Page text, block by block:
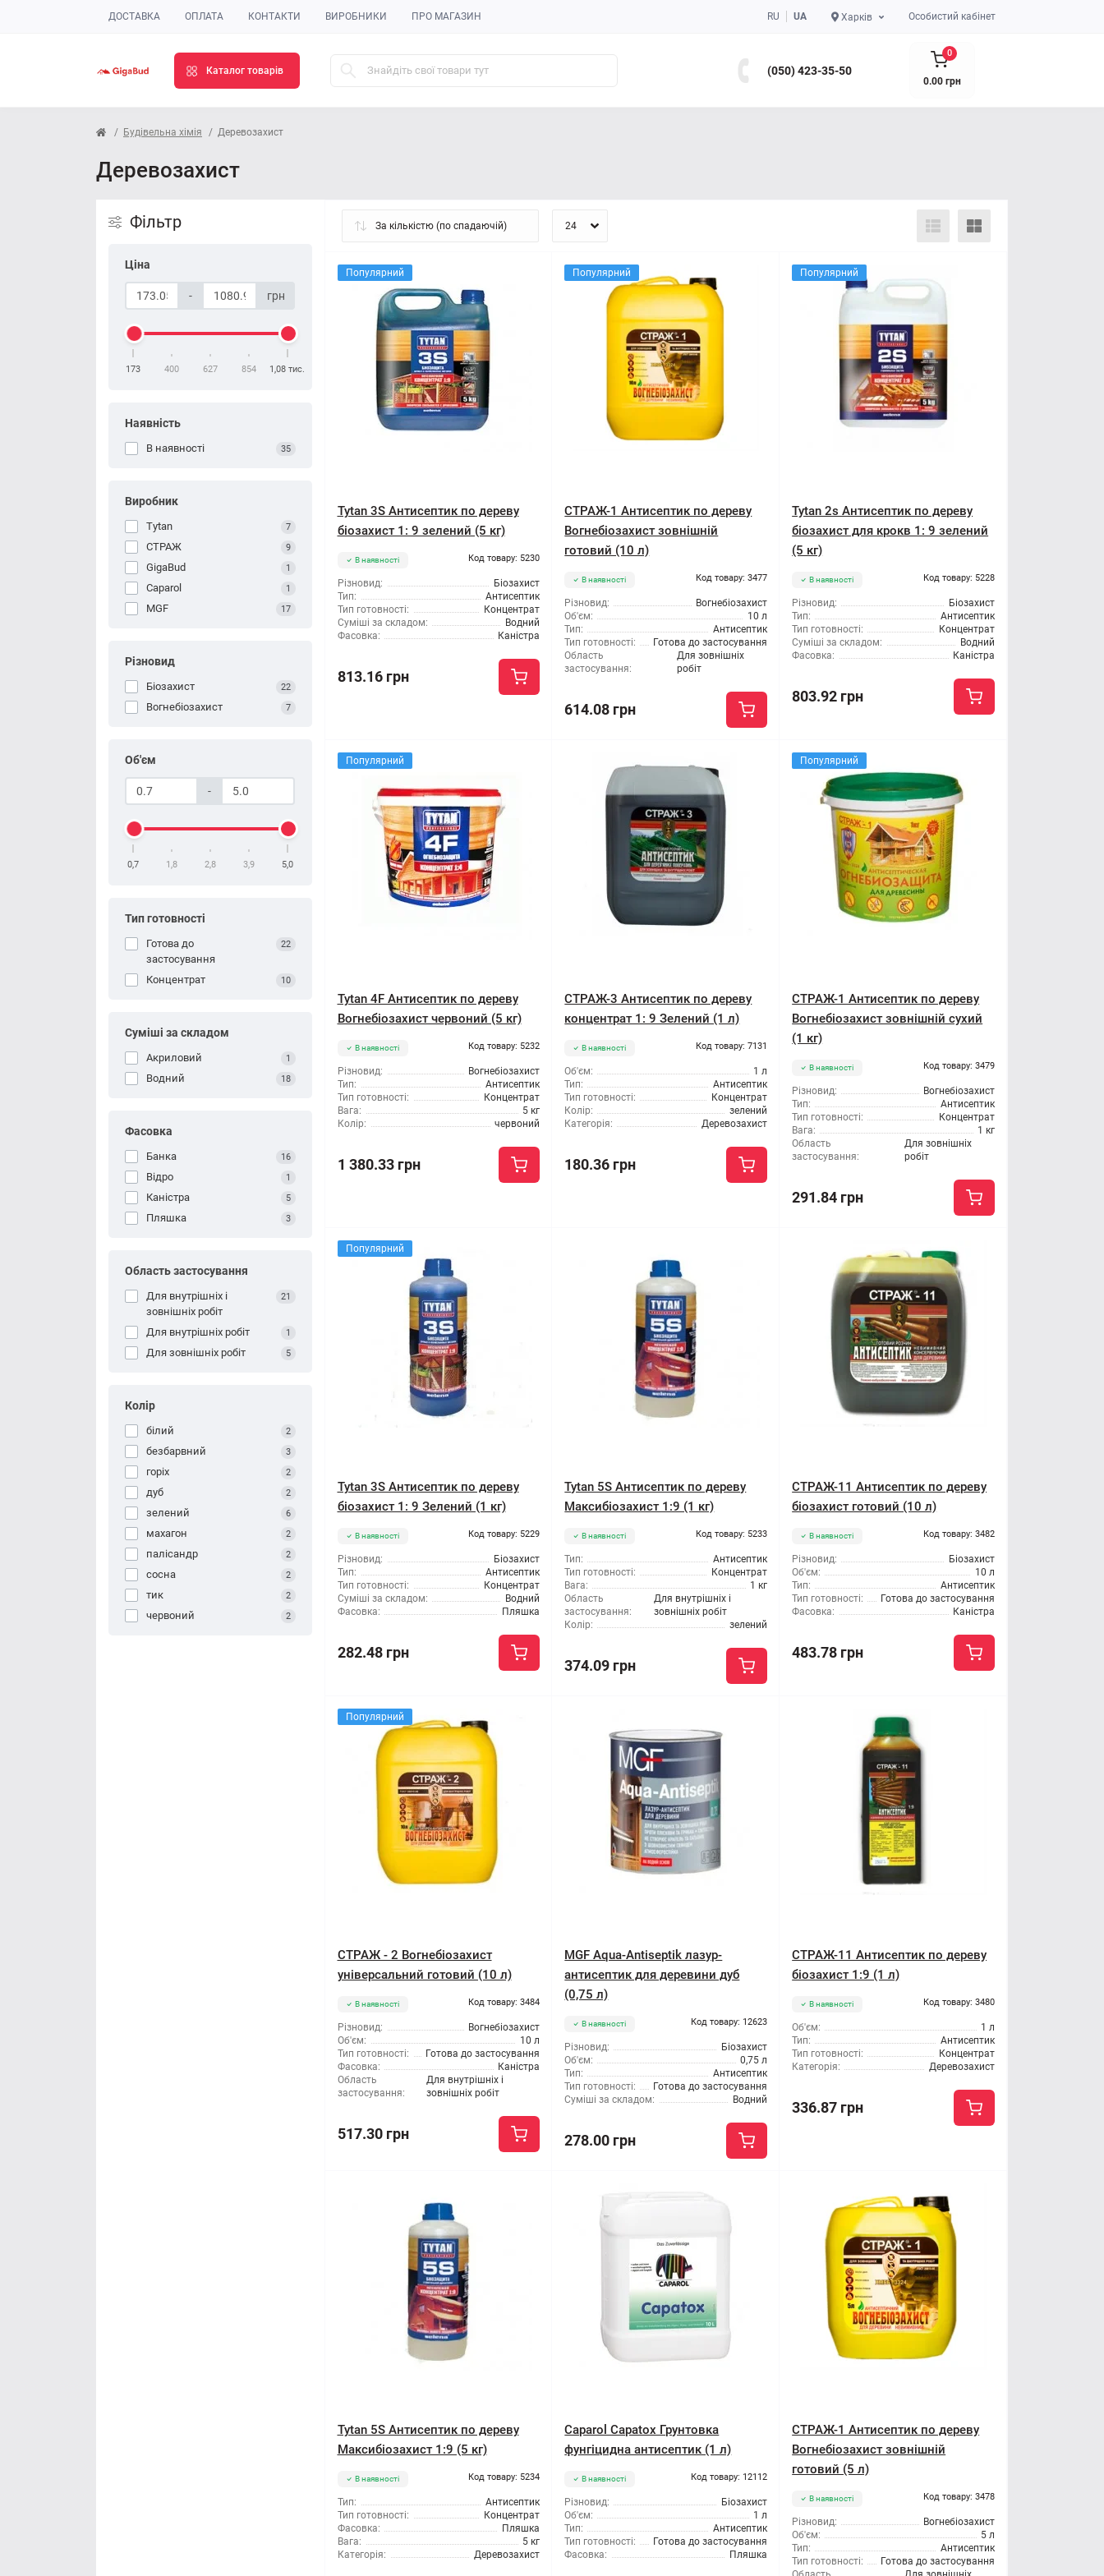
ДОСТАВКА ОПЛАТА КОНТАКТИ ВИРОБНИКИ ПРО МАГАЗИН RU UA Харків Особистий кабінет
Каталог товарів (050) 423-35-50
0
0.00 грн
Будівельна хімія Деревозахист
Деревозахист
Фільтр
Ціна
- грн
173 400 627 854 1,08 тис.
Наявність
В наявності 35
Виробник
Tytan 7
СТРАЖ 9
GigaBud 1
Caparol 1
MGF 17
Різновид
Біозахист 22
Вогнебіозахист 7
Об'єм
-
0,7 1,8 2,8 3,9 5,0
Тип готовності
Готова до
застосування
22
Концентрат 10
Суміші за складом
Акриловий 1
Водний 18
Фасовка
Банка 16
Відро 1
Каністра 5
Пляшка 3
Область застосування
Для внутрішніх і
зовнішніх робіт
21
Для внутрішніх робіт 1
Для зовнішніх робіт 5
Колір
білий 2
безбарвний 3
горіх 2
дуб 2
зелений 6
махагон 2
палісандр 2
сосна 2
тик 2
червоний 2
Популярний
Tytan 3S Антисептик по дереву
біозахист 1: 9 зелений (5 кг)
В наявності Код товару: 5230
Різновид:
Біозахист
Тип:
Антисептик
Тип готовності:
Концентрат
Суміші за складом:
Водний
Фасовка:
Каністра
813.16 грн
Популярний
СТРАЖ-1 Антисептик по дереву
Вогнебіозахист зовнішній
готовий (10 л)
В наявності Код товару: 3477
Різновид:
Вогнебіозахист
Об'єм:
10 л
Тип:
Антисептик
Тип готовності:
Готова до застосування
Область
застосування:
Для зовнішніх
робіт
614.08 грн
Популярний
Tytan 2s Антисептик по дереву
біозахист для крокв 1: 9 зелений
(5 кг)
В наявності Код товару: 5228
Різновид:
Біозахист
Тип:
Антисептик
Тип готовності:
Концентрат
Суміші за складом:
Водний
Фасовка:
Каністра
803.92 грн
Популярний
Tytan 4F Антисептик по дереву
Вогнебіозахист червоний (5 кг)
В наявності Код товару: 5232
Різновид:
Вогнебіозахист
Тип:
Антисептик
Тип готовності:
Концентрат
Вага:
5 кг
Колір:
червоний
1 380.33 грн
СТРАЖ-3 Антисептик по дереву
концентрат 1: 9 Зелений (1 л)
В наявності Код товару: 7131
Об'єм:
1 л
Тип:
Антисептик
Тип готовності:
Концентрат
Колір:
зелений
Категорія:
Деревозахист
180.36 грн
Популярний
СТРАЖ-1 Антисептик по дереву
Вогнебіозахист зовнішній сухий
(1 кг)
В наявності Код товару: 3479
Різновид:
Вогнебіозахист
Тип:
Антисептик
Тип готовності:
Концентрат
Вага:
1 кг
Область
застосування:
Для зовнішніх
робіт
291.84 грн
Популярний
Tytan 3S Антисептик по дереву
біозахист 1: 9 Зелений (1 кг)
В наявності Код товару: 5229
Різновид:
Біозахист
Тип:
Антисептик
Тип готовності:
Концентрат
Суміші за складом:
Водний
Фасовка:
Пляшка
282.48 грн
Tytan 5S Антисептик по дереву
Максибіозахист 1:9 (1 кг)
В наявності Код товару: 5233
Тип:
Антисептик
Тип готовності:
Концентрат
Вага:
1 кг
Область
застосування:
Для внутрішніх і
зовнішніх робіт
Колір:
зелений
374.09 грн
СТРАЖ-11 Антисептик по дереву
біозахист готовий (10 л)
В наявності Код товару: 3482
Різновид:
Біозахист
Об'єм:
10 л
Тип:
Антисептик
Тип готовності:
Готова до застосування
Фасовка:
Каністра
483.78 грн
Популярний
СТРАЖ - 2 Вогнебіозахист
універсальний готовий (10 л)
В наявності Код товару: 3484
Різновид:
Вогнебіозахист
Об'єм:
10 л
Тип готовності:
Готова до застосування
Фасовка:
Каністра
Область
застосування:
Для внутрішніх і
зовнішніх робіт
517.30 грн
MGF Aqua-Antiseptik лазур-
антисептик для деревини дуб
(0,75 л)
В наявності Код товару: 12623
Різновид:
Біозахист
Об'єм:
0,75 л
Тип:
Антисептик
Тип готовності:
Готова до застосування
Суміші за складом:
Водний
278.00 грн
СТРАЖ-11 Антисептик по дереву
біозахист 1:9 (1 л)
В наявності Код товару: 3480
Об'єм:
1 л
Тип:
Антисептик
Тип готовності:
Концентрат
Категорія:
Деревозахист
336.87 грн
Tytan 5S Антисептик по дереву
Максибіозахист 1:9 (5 кг)
В наявності Код товару: 5234
Тип:
Антисептик
Тип готовності:
Концентрат
Фасовка:
Пляшка
Вага:
5 кг
Категорія:
Деревозахист
Caparol Capatox Грунтовка
фунгіцидна антисептик (1 л)
В наявності Код товару: 12112
Різновид:
Біозахист
Об'єм:
1 л
Тип:
Антисептик
Тип готовності:
Готова до застосування
Фасовка:
Пляшка
СТРАЖ-1 Антисептик по дереву
Вогнебіозахист зовнішній
готовий (5 л)
В наявності Код товару: 3478
Різновид:
Вогнебіозахист
Об'єм:
5 л
Тип:
Антисептик
Тип готовності:
Готова до застосування